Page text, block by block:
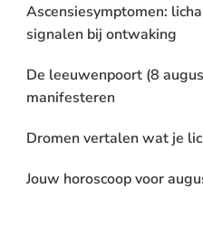
Ascensiesymptomen:
signalen bij ontwaking
De leeuwenpoort (8
manifesteren
Dromen vertalen wat je
Jouw horoscoop voor